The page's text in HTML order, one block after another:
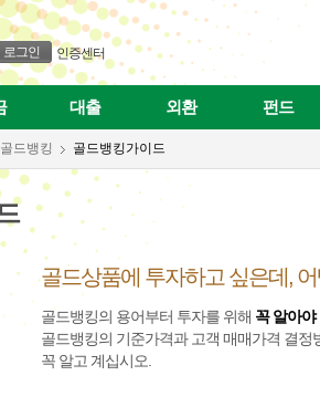
로그인 인증센터
대출 외환 펀드
골드뱅킹 골드뱅킹가이드
골드상품에 투자하고 싶은데,
골드뱅킹의 용어부터 투자를 위해 꼭 알아야
골드뱅킹의 기준가격과 고객 매매가격 결
꼭 알고 계십시오.